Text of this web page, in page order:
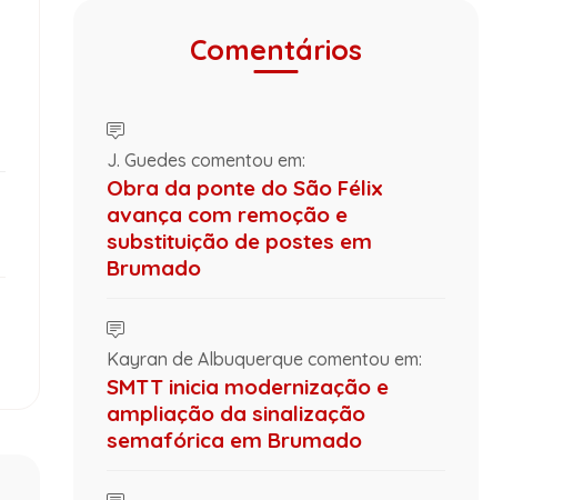
Comentários
J. Guedes comentou em:
Obra da ponte do São Félix
avança com remoção e
substituição de postes em
Brumado
Kayran de Albuquerque comentou em:
SMTT inicia modernização e
ampliação da sinalização
semafórica em Brumado